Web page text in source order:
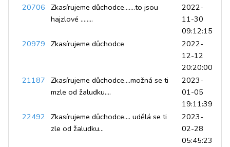
20706 Zkasírujeme důchodce.......to jsou
hajzlové ........
2022-
11-30
09:12:15
20979 Zkasírujeme důchodce
2022-
12-12
20:20:00
21187 Zkasírujeme důchodce....možná se ti
mzle od žaludku....
2023-
01-05
19:11:39
22492 Zkasírujeme důchodce.... udělá se ti
zle od žaludku...
2023-
02-28
05:45:23